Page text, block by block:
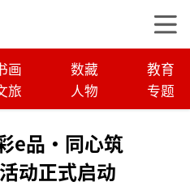
画 数藏
教育
旅 人物 专题
e品•同心筑
动正式启动